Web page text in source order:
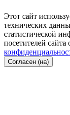
Этот сайт
технических
статистической
посетителей
Согласен (на)